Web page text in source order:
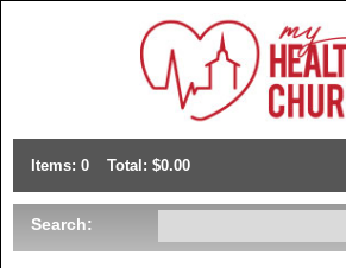
Items: 0 Total: $0.00
Search: